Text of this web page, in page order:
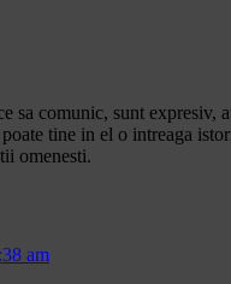
sa comunic, sunt expresiv,
tine in el o intreaga
omenesti.
am